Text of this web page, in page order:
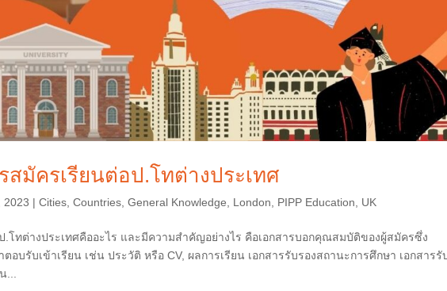
สมัครเรียนต่อป.โทต่างประเทศ
2023 |Cities ,Countries ,General Knowledge London PIPP Education UK
.โทต่างประเทศคืออะไร และมีความสำคัญอย่างไร คือเอกสารบอกคุณสมบัติของผู้สมัครซึ่ง
บรับเข้าเรียน เช่น ประวัติ หรือ CV, ผลการเรียน เอกสารรับรองสถานะการศึกษา เอกสารรั